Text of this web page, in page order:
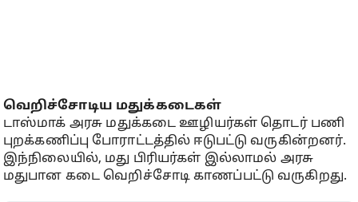
வெறிச்சோடிய மதுக்கடைகள்
டாஸ்மாக் அரசு மதுக்கடை ஊழியர்கள் தொடர் பணி
புறக்கணிப்பு போராட்டத்தில் ஈடுபட்டு வருகின்றனர்.
இந்நிலையில், மது பிரியர்கள் இல்லாமல் அரசு
மதுபான கடை வெறிச்சோடி காணப்பட்டு வருகிறது.